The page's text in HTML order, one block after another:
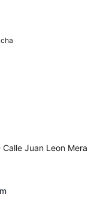
Juan Leon Mera